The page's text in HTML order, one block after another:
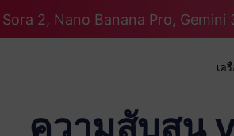
2, Nano Banana Pro,
เค